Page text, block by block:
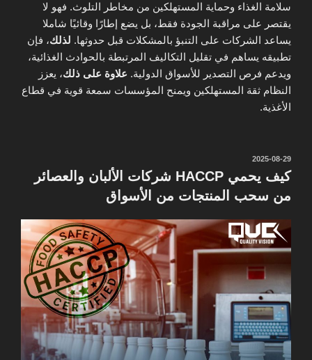
سلامة الغذاء وحماية المستهلكين من مخاطر التلوث. فهو لا
يقتصر على مراقبة الجودة فقط، بل يضع إطارًا وقائيًا شاملا
يساعد الشركات على التنبؤ بالمشكلات قبل حدوثها. لذلك، فإن
تطبيقه يساهم في تقليل التكاليف المرتبطة بالحوادث الغذائية،
ويدعم فرص التصدير للأسواق الدولية. علاوة على ذلك، يعزز
النظام ثقة المستهلكين ويمنح المؤسسات سمعة قوية في قطاع
الأغذية.
نُشر
في
2025-08-29
كيف يحمي HACCP شركات الألبان والعصائر
من سحب المنتجات من الأسواق